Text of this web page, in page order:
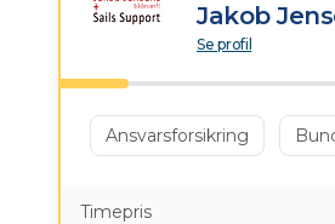
Jakob
Se profil
Ansvarsforsikring
Timepris